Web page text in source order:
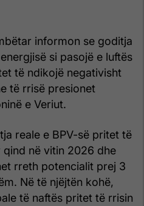
informon se goditja
si pasojë e luftës
të ndikojë negativisht
të rrisë presionet
e Veriut.
reale e BPV-së pritet të
qind në vitin 2026 dhe
rreth potencialit prej 3
Në të njëjtën kohë,
të naftës pritet të rrisin